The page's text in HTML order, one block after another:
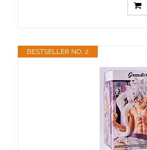
BESTSELLER NO. 2